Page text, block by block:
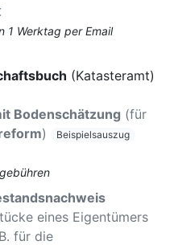
1 Werktag per Email
(Katasteramt)
Bodenschätzung (für
) Beispielsauszug
eines Eigentümers
für die